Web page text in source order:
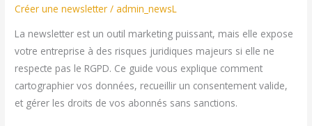
Créer une newsletter /admin_newsL
La newsletter est un outil marketing puissant, mais elle expose
votre entreprise à des risques juridiques majeurs si elle ne
respecte pas le RGPD. Ce guide vous explique comment
cartographier vos données, recueillir un consentement valide,
et gérer les droits de vos abonnés sans sanctions.